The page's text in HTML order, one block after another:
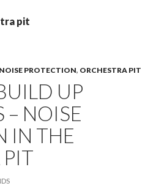
pit
NOISE PROTECTION, ORCHESTRA PIT
UP
– NOISE
IN THE